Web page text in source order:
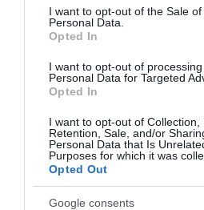
consent section.
I want to opt-out of the Sale of
Personal Data.
Opted In
I want to opt-out of
Personal Data for Targeted
Opted In
I want to opt-out of Collection,
Retention, Sale, and/or
Personal Data that Is
Purposes for which it was
Opted Out
Google consents
Ο καιρός αλλάζει πρόσωπο:
Έρχονται 40άρια μαζί με
θυελλώδη μελτέμια
Εύβοια: Ηχηρό μήνυμα πέντε
καταστροφή του 2021
07.08.2026 | 22:00
Νέο τροχαίο με υλικές ζημιές
07.08.2026 | 21:40
Τραγική κατάληξη είχε
η θαλάσσια εκδρομή
για 57χρονο τουρίστα